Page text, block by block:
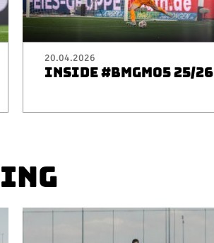
20.04.2026
INSIDE #BMGM05 25/26